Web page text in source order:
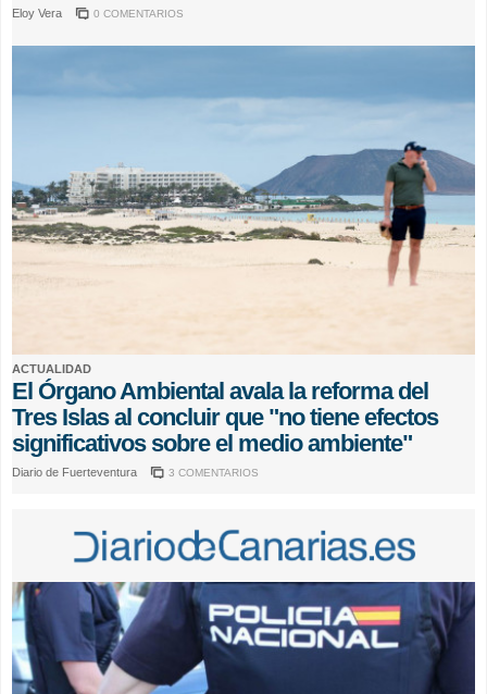
Eloy Vera 0 COMENTARIOS
ACTUALIDAD
El Órgano Ambiental avala la reforma del
Tres Islas al concluir que "no tiene efectos
significativos sobre el medio ambiente"
Diario de Fuerteventura 3 COMENTARIOS